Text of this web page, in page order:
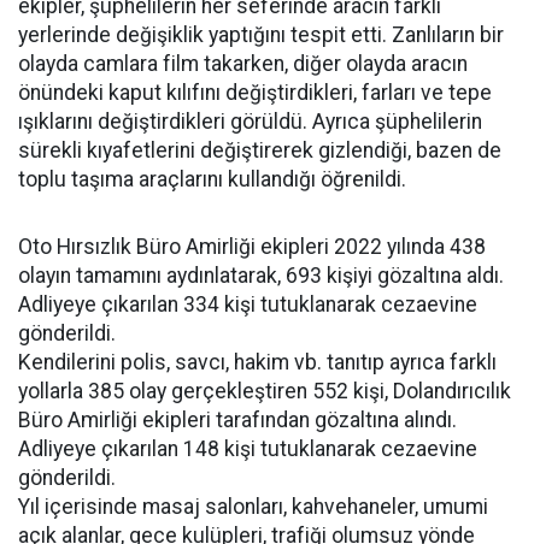
ekipler, şüphelilerin her seferinde aracın farklı
yerlerinde değişiklik yaptığını tespit etti. Zanlıların bir
olayda camlara film takarken, diğer olayda aracın
önündeki kaput kılıfını değiştirdikleri, farları ve tepe
ışıklarını değiştirdikleri görüldü. Ayrıca şüphelilerin
sürekli kıyafetlerini değiştirerek gizlendiği, bazen de
toplu taşıma araçlarını kullandığı öğrenildi.
Oto Hırsızlık Büro Amirliği ekipleri 2022 yılında 438
olayın tamamını aydınlatarak, 693 kişiyi gözaltına aldı.
Adliyeye çıkarılan 334 kişi tutuklanarak cezaevine
gönderildi.
Kendilerini polis, savcı, hakim vb. tanıtıp ayrıca farklı
yollarla 385 olay gerçekleştiren 552 kişi, Dolandırıcılık
Büro Amirliği ekipleri tarafından gözaltına alındı.
Adliyeye çıkarılan 148 kişi tutuklanarak cezaevine
gönderildi.
Yıl içerisinde masaj salonları, kahvehaneler, umumi
açık alanlar, gece kulüpleri, trafiği olumsuz yönde